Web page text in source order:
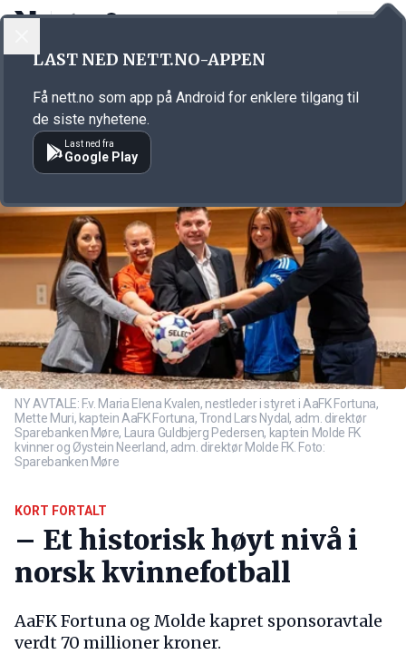
Annonsørinnhold
NY AVTALE: F.v. Maria Elena Kvalen, nestleder i styret i AaFK Fortuna,
Mette Muri, kaptein AaFK Fortuna, Trond Lars Nydal, adm. direktør
Sparebanken Møre, Laura Guldbjerg Pedersen, kaptein Molde FK
kvinner og Øystein Neerland, adm. direktør Molde FK. Foto:
Sparebanken Møre
KORT FORTALT
– Et historisk høyt nivå i
norsk kvinnefotball
AaFK Fortuna og Molde kapret sponsoravtale
verdt 70 millioner kroner.
LAST NED NETT.NO-APPEN
Få nett.no som app på Android for enklere tilgang til
de siste nyhetene.
Last ned fra
Google Play